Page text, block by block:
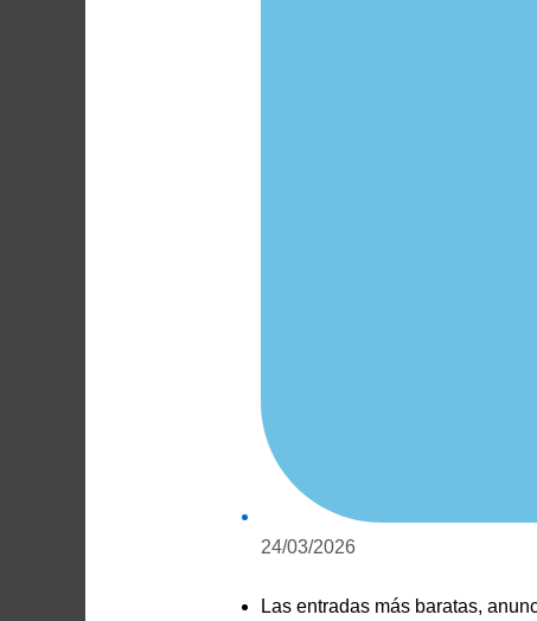
24/03/2026
Las entradas más baratas,